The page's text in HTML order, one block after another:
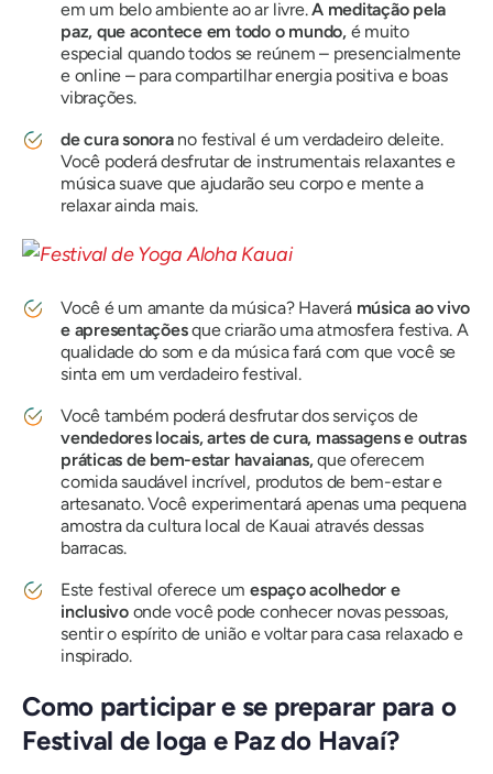
em um belo ambiente ao ar livre.A meditação pela
paz, que acontece em todo o mundo,é muito
especial quando todos se reúnem – presencialmente
e online – para compartilhar energia positiva e boas
vibrações.
de cura sonorano festival é um verdadeiro deleite.
Você poderá desfrutar de instrumentais relaxantes e
música suave que ajudarão seu corpo e mente a
relaxar ainda mais.
Você é um amante da música? Haverá música ao vivo
e apresentaçõesque criarão uma atmosfera festiva. A
qualidade do som e da música fará com que você se
sinta em um verdadeiro festival.
Você também poderá desfrutar dos serviços de
vendedores locais, artes de cura, massagens e outras
práticas de bem-estar havaianas,que oferecem
comida saudável incrível, produtos de bem-estar e
artesanato. Você experimentará apenas uma pequena
amostra da cultura local de Kauai através dessas
barracas.
Este festival oferece um espaço acolhedor e
inclusivoonde você pode conhecer novas pessoas,
sentir o espírito de união e voltar para casa relaxado e
inspirado.
Como participar e se preparar para o
Festival de Ioga e Paz do Havaí?